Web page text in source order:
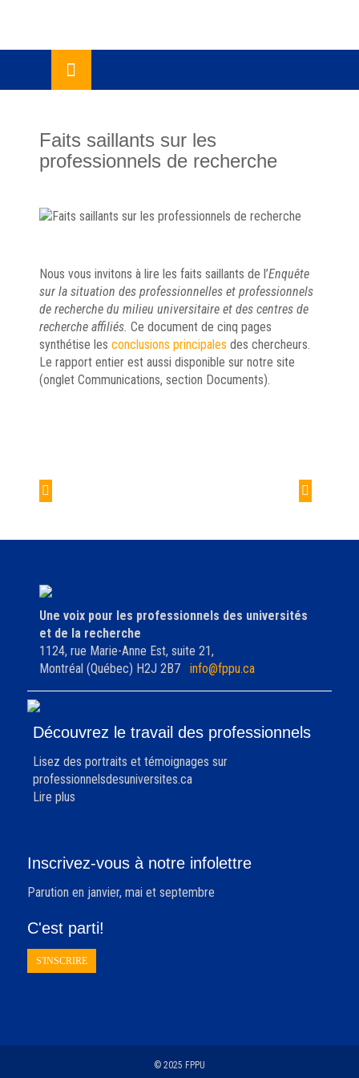
Faits saillants sur les
professionnels de recherche
Nous vous invitons à lire les faits saillants de l’Enquête
sur la situation des professionnelles et professionnels
de recherche du milieu universitaire et des centres de
recherche affiliés. Ce document de cinq pages
synthétise les conclusions principales des chercheurs.
Le rapport entier est aussi disponible sur notre site
(onglet Communications, section Documents).
de
Campagne de
Une voix pour les professionnels des universités
et de la recherche
1124, rue Marie-Anne Est, suite 21,
Montréal (Québec) H2J 2B7 info@fppu.ca
Découvrez le travail des professionnels
Lisez des portraits et témoignages sur
professionnelsdesuniversites.ca
Lire plus
Inscrivez-vous à notre infolettre
Parution en janvier, mai et septembre
C'est parti!
S'INSCRIRE
© 2025 FPPU